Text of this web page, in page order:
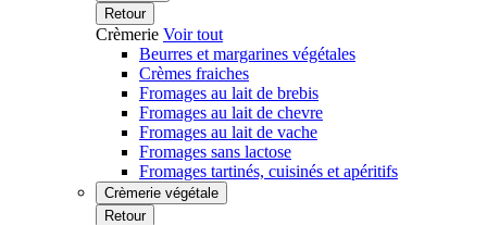
Retour
Crèmerie Voir tout
Beurres et margarines végétales
Crèmes fraiches
Fromages au lait de brebis
Fromages au lait de chevre
Fromages au lait de vache
Fromages sans lactose
Fromages tartinés, cuisinés et apéritifs
Crèmerie végétale
Retour